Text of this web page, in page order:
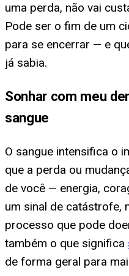
uma perda, não vai
Pode ser o fim de um
para se encerrar — e
já sabia.
Sonhar com meu
sangue
O sangue intensifica o
que a perda ou
de você — energia,
um sinal de catástrofe,
processo que pode
também o que significa
de forma geral para